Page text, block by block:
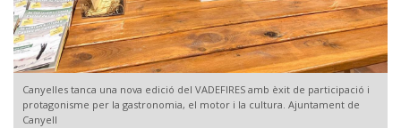
Canyelles tanca una nova edició del VADEFIRES amb èxit de participació i
protagonisme per la gastronomia, el motor i la cultura. Ajuntament de
Canyell